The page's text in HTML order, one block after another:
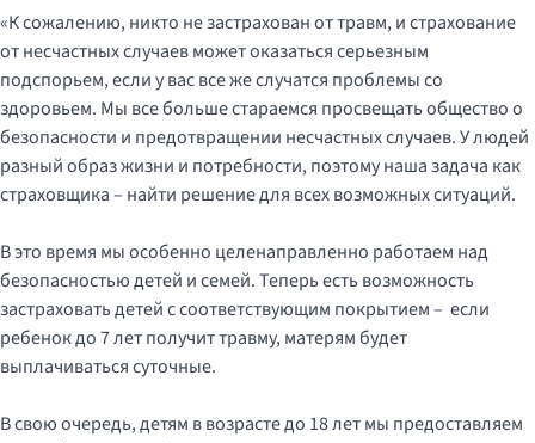
«К сожалению, никто не застрахован от травм, и страхование
от несчастных случаев может оказаться серьезным
подспорьем, если у вас все же случатся проблемы со
здоровьем. Мы все больше стараемся просвещать общество о
безопасности и предотвращении несчастных случаев. У людей
разный образ жизни и потребности, поэтому наша задача как
страховщика – найти решение для всех возможных ситуаций.
В это время мы особенно целенаправленно работаем над
безопасностью детей и семей. Теперь есть возможность
застраховать детей с соответствующим покрытием – если
ребенок до 7 лет получит травму, матерям будет
выплачиваться суточные.
В свою очередь, детям в возрасте до 18 лет мы предоставляем